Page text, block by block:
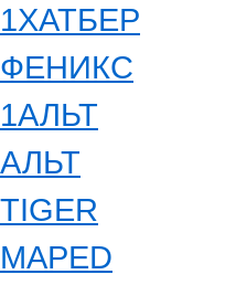
1ХАТБЕР
ФЕНИКС
1АЛЬТ
АЛЬТ
TIGER
MAPED